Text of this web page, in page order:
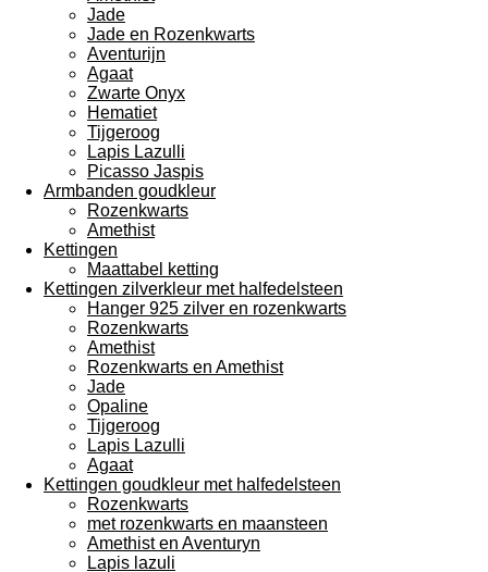
Jade
Jade en Rozenkwarts
Aventurijn
Agaat
Zwarte Onyx
Hematiet
Tijgeroog
Lapis Lazulli
Picasso Jaspis
Armbanden goudkleur
Rozenkwarts
Amethist
Kettingen
Maattabel ketting
Kettingen zilverkleur met halfedelsteen
Hanger 925 zilver en rozenkwarts
Rozenkwarts
Amethist
Rozenkwarts en Amethist
Jade
Opaline
Tijgeroog
Lapis Lazulli
Agaat
Kettingen goudkleur met halfedelsteen
Rozenkwarts
met rozenkwarts en maansteen
Amethist en Aventuryn
Lapis lazuli